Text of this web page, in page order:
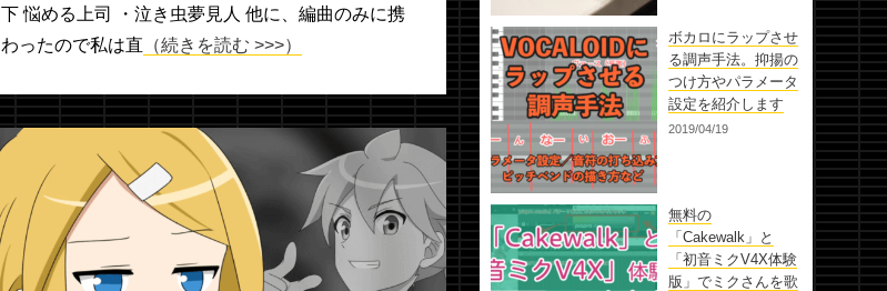
下 悩める上司 ・泣き虫夢見人 他に、編曲のみに携
わったので私は直 （続きを読む >>>）
ボカロにラップさせ
る調声手法。抑揚の
つけ方やパラメータ
設定を紹介します
2019/04/19
無料の
「Cakewalk」と
「初音ミクV4X体験
版」でミクさんを歌